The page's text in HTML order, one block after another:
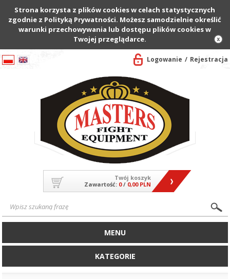
Strona korzysta z plików cookies w celach statystycznych
zgodnie z Polityką Prywatności. Możesz samodzielnie określić
warunki przechowywania lub dostępu plików cookies w
Twojej przeglądarce.
Logowanie Rejestracja
Twój koszyk
Zawartość: 0/ 0,00 PLN
MENU
KATEGORIE